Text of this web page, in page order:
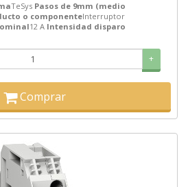
TeSys Pasos de 9mm (medio
o componenteInterruptor
12 A Intensidad disparo
+
Comprar